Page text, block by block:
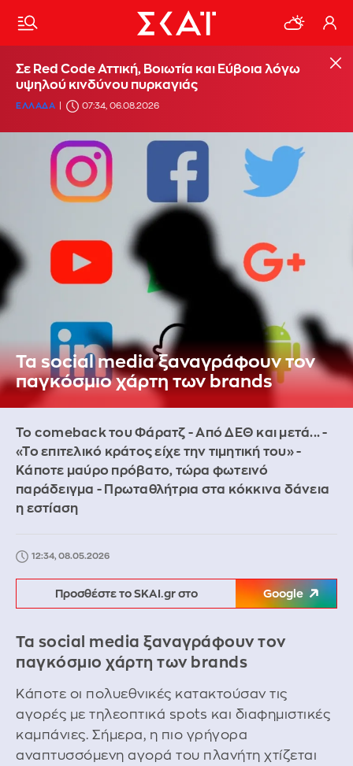
Σε Red Code Αττική, Βοιωτία και Εύβοια λόγω
υψηλού κινδύνου πυρκαγιάς
ΕΛΛΑΔΑ 07:34, 06.08.2026
Τα social media ξαναγράφουν τον
παγκόσμιο χάρτη των brands
Το comeback του Φάρατζ - Από ΔΕΘ και μετά... -
«Το επιτελικό κράτος είχε την τιμητική του» -
Κάποτε μαύρο πρόβατο, τώρα φωτεινό
παράδειγμα - Πρωταθλήτρια στα κόκκινα δάνεια
η εστίαση
12:34, 08.05.2026
Προσθέστε το SKAI.gr στο Google
Τα social media ξαναγράφουν τον
παγκόσμιο χάρτη των brands
Κάποτε οι πολυεθνικές κατακτούσαν τις
αγορές με τηλεοπτικά spots και διαφημιστικές
καμπάνιες. Σήμερα, η πιο γρήγορα
αναπτυσσόμενη αγορά του πλανήτη χτίζεται